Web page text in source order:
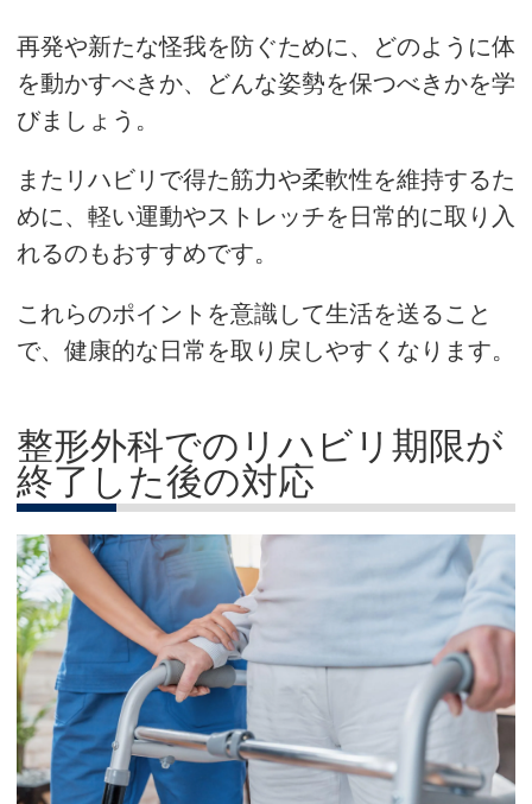
再発や新たな怪我を防ぐために、どのように体
を動かすべきか、どんな姿勢を保つべきかを学
びましょう。
またリハビリで得た筋力や柔軟性を維持するた
めに、軽い運動やストレッチを日常的に取り入
れるのもおすすめです。
これらのポイントを意識して生活を送ること
で、健康的な日常を取り戻しやすくなります。
整形外科でのリハビリ期限が
終了した後の対応